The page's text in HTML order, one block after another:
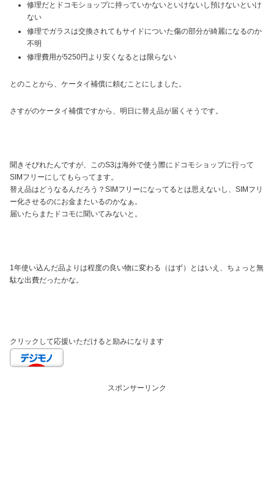
修理だとドコモショップに持っていかないといけないし預けないといけ
ない
修理でガラスは交換されてもサイドについた傷の部分が綺麗になるのか
不明
修理費用が5250円より安くなるとは限らない
とのことから、ケータイ補償に頼むことにしました。
さすがのケータイ補償ですから、明日に替え品が届くそうです。
聞きそびれたんですが、このS3は海外で使う際にドコモショップに行って
SIMフリーにしてもらってます。
替え品はどうなるんだろう？SIMフリーになってるとは思えないし、SIMフリ
ー化させるのにお金またいるのかなぁ。
届いたらまたドコモに聞いてみないと。
1年使い込んだ品よりは程度の良い物に変わる（はず）とはいえ、ちょっと無
駄な出費だったかな。
クリックして応援いただけると励みになります
スポンサーリンク